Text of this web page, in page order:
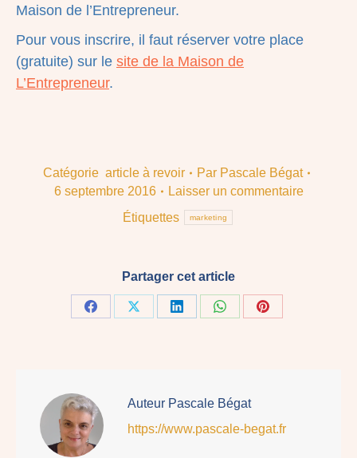
Maison de l’Entrepreneur.
Pour vous inscrire, il faut réserver votre place
(gratuite) sur le site de la Maison de
L’Entrepreneur.
Catégorie article à revoir Par Pascale Bégat
6 septembre 2016
Laisser un commentaire
Étiquettes
marketing
Partager cet article
Share
Share
Share
Share
Share
Auteur Pascale Bégat
https://www.pascale-begat.fr